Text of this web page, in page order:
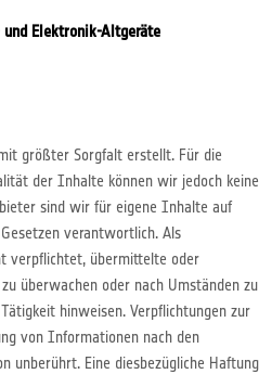
und Elektronik-Altgeräte
größter Sorgfalt erstellt. Für die
der Inhalte können wir jedoch keine
sind wir für eigene Inhalte auf
verantwortlich. Als
verpflichtet, übermittelte oder
überwachen oder nach Umständen zu
hinweisen. Verpflichtungen zur
von Informationen nach den
unberührt. Eine diesbezügliche Haftung